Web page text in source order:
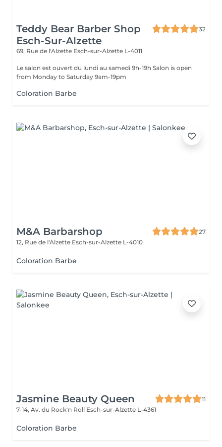
Teddy Bear Barber Shop
Esch-Sur-Alzette
32
69, Rue de l'Alzette Esch-sur-Alzette L-4011
Le salon est ouvert du lundi au samedi 9h-19h Salon is open
from Monday to Saturday 9am-19pm
Coloration Barbe
M&A Barbarshop
27
12, Rue de l'Alzette Esch-sur-Alzette L-4010
Coloration Barbe
Jasmine Beauty Queen
11
7-14, Av. du Rock'n Roll Esch-sur-Alzette L-4361
Coloration Barbe